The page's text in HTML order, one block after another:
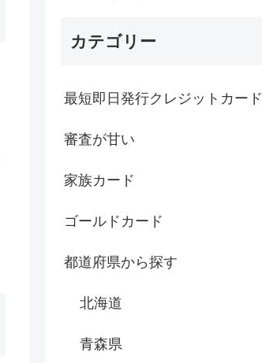
カテゴリー
最短即日発行クレジットカード
審査が甘い
家族カード
ゴールドカード
都道府県から探す
北海道
青森県